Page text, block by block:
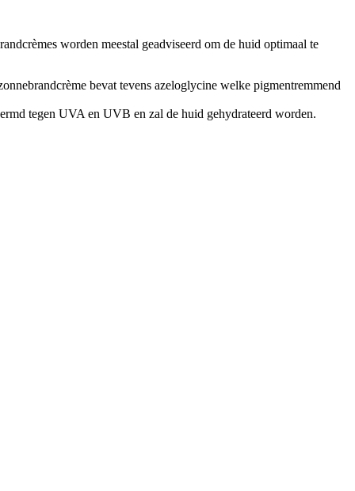
worden meestal geadviseerd om de huid optimaal te
bevat tevens azeloglycine welke pigmentremmend
tegen UVA en UVB en zal de huid gehydrateerd worden.